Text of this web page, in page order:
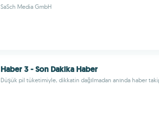
SaSch Media GmbH
Haber 3 - Son Dakika Haber
Düşük pil tüketimiyle, dikkatin dağılmadan anında haber